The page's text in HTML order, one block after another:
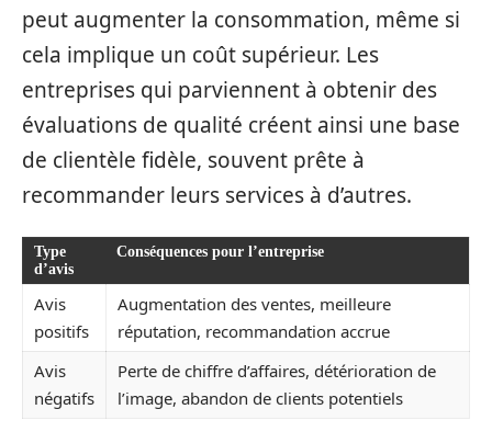
peut augmenter la consommation, même si
cela implique un coût supérieur. Les
entreprises qui parviennent à obtenir des
évaluations de qualité créent ainsi une base
de clientèle fidèle, souvent prête à
recommander leurs services à d’autres.
Type
d’avis
Conséquences pour l’entreprise
Avis
positifs
Augmentation des ventes, meilleure
réputation, recommandation accrue
Avis
négatifs
Perte de chiffre d’affaires, détérioration de
l’image, abandon de clients potentiels